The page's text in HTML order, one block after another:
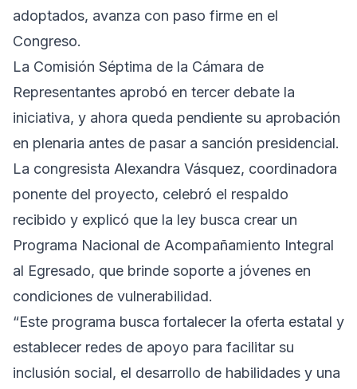
adoptados, avanza con paso firme en el
Congreso.
La Comisión Séptima de la Cámara de
Representantes aprobó en tercer debate la
iniciativa, y ahora queda pendiente su aprobación
en plenaria antes de pasar a sanción presidencial.
La congresista Alexandra Vásquez, coordinadora
ponente del proyecto, celebró el respaldo
recibido y explicó que la ley busca crear un
Programa Nacional de Acompañamiento Integral
al Egresado, que brinde soporte a jóvenes en
condiciones de vulnerabilidad.
“Este programa busca fortalecer la oferta estatal y
establecer redes de apoyo para facilitar su
inclusión social, el desarrollo de habilidades y una